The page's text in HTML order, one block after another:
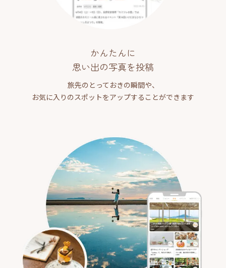
かんたんに
思い出の写真を投稿
旅先のとっておきの瞬間や、
お気に入りのスポットをアップすることができます